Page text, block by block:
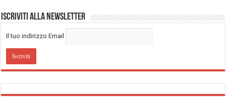
Iscriviti alla Newsletter
Il tuo indirizzo Email